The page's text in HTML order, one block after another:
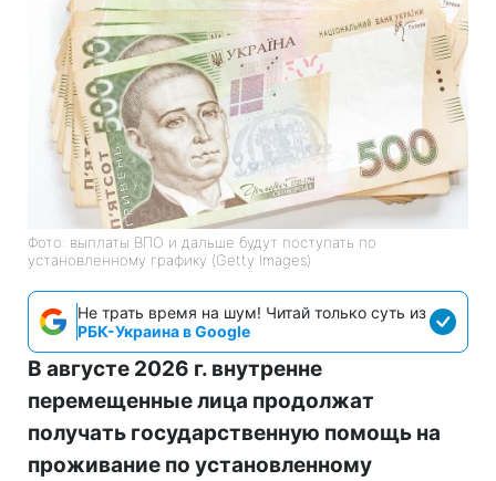
Фото: выплаты ВПО и дальше будут поступать по
установленному графику (Getty Images)
Не трать время на шум! Читай только суть из
РБК-Украина в Google
В августе 2026 г. внутренне
перемещенные лица продолжат
получать государственную помощь на
проживание по установленному